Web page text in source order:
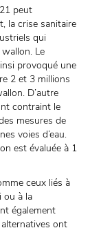
peut
la crise sanitaire
qui
Le
provoqué une
2 et 3 millions
D’autre
contraint le
mesures de
voies d’eau.
est évaluée à 1
ceux liés à
ou à la
également
ont